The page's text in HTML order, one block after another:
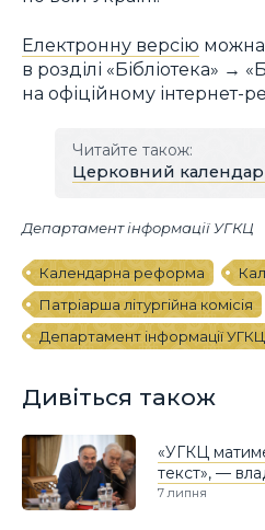
Електронну версію можна
в розділі «Бібліотека» →
на офіційному інтернет-
Читайте також:
Церковний календар
Департамент інформації УГКЦ
Календарна реформа
Патріарша літургійна комісія
Департамент інформації УГКЦ
Дивіться також
«УГКЦ
текст», —
7 липня